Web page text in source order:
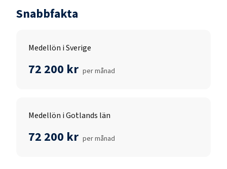
Snabbfakta
Medellön i Sverige
72 200 kr per månad
Medellön i Gotlands län
72 200 kr per månad